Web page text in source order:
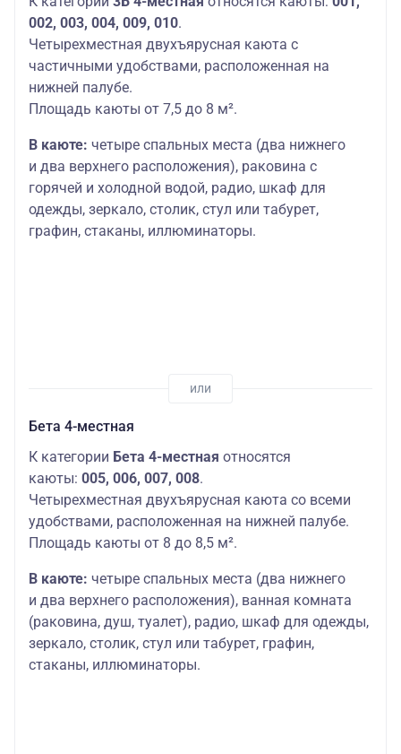
002, 003, 004, 009, 010.
Четырехместная двухъярусная каюта с
частичными удобствами, расположенная на
нижней палубе.
Площадь каюты от 7,5 до 8 м².
В каюте: четыре спальных места (два нижнего
и два верхнего расположения), раковина с
горячей и холодной водой, радио, шкаф для
одежды, зеркало, столик, стул или табурет,
графин, стаканы, иллюминаторы.
Бета 4-местная
К категории Бета 4-местная относятся
каюты: 005, 006, 007, 008.
Четырехместная двухъярусная каюта со всеми
удобствами, расположенная на нижней палубе.
Площадь каюты от 8 до 8,5 м².
В каюте: четыре спальных места (два нижнего
и два верхнего расположения), ванная комната
(раковина, душ, туалет), радио, шкаф для одежды,
зеркало, столик, стул или табурет, графин,
стаканы, иллюминаторы.